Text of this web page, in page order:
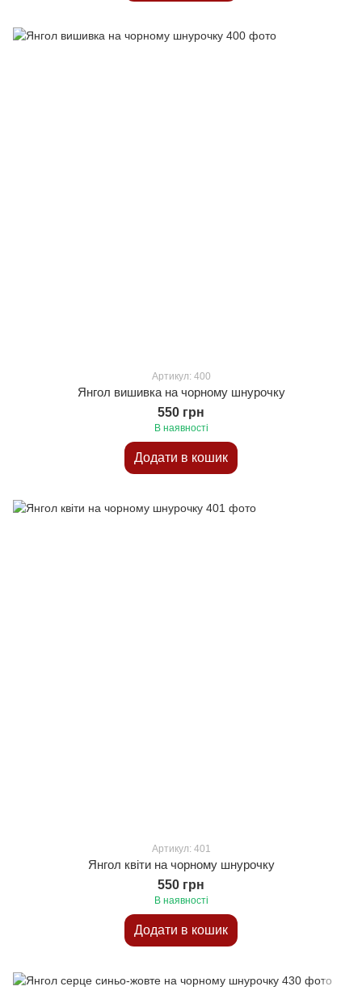
Артикул: 400
Янгол вишивка на чорному шнурочку
550 грн
В наявності
Додати в кошик
Артикул: 401
Янгол квіти на чорному шнурочку
550 грн
В наявності
Додати в кошик